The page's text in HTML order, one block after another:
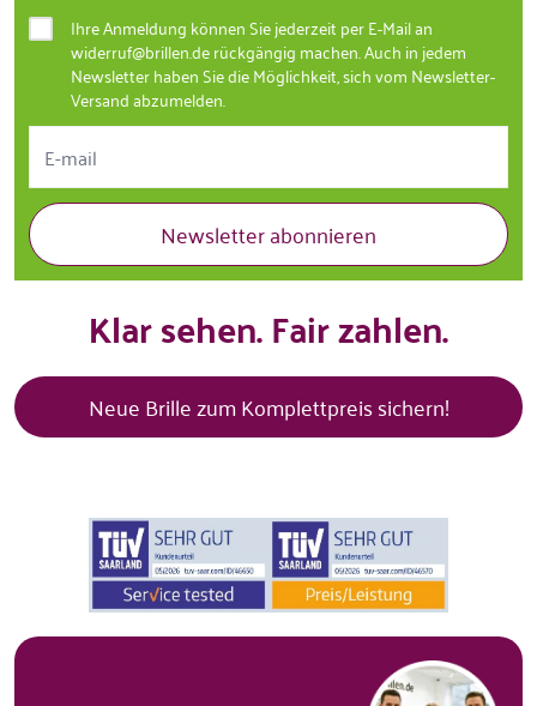
Ihre Anmeldung können Sie jederzeit per E-Mail an
widerruf@brillen.de rückgängig machen. Auch in jedem
Newsletter haben Sie die Möglichkeit, sich vom Newsletter-
Versand abzumelden.
Newsletter abonnieren
Klar sehen. Fair zahlen.
Neue Brille zum Komplettpreis sichern!